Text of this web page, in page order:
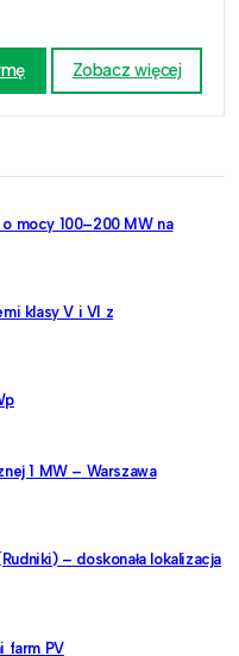
Zobacz więcej
mocy 100–200 MW na
klasy V i VI z
1 MW – Warszawa
– doskonała lokalizacja
farm PV